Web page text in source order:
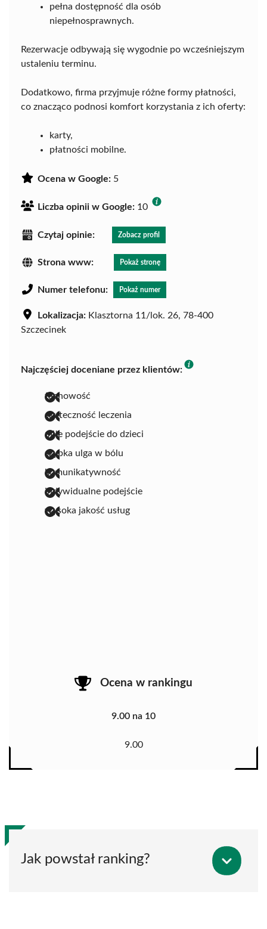
pełna dostępność dla osób
niepełnosprawnych.
Rezerwacje odbywają się wygodnie po wcześniejszym
ustaleniu terminu.
Dodatkowo, firma przyjmuje różne formy płatności,
co znacząco podnosi komfort korzystania z ich oferty:
karty,
płatności mobilne.
Ocena w Google: 5
Liczba opinii w Google: 10
Czytaj opinie: Zobacz profil
Strona www: Pokaż stronę
Numer telefonu: Pokaż numer
Lokalizacja: Klasztorna 11/lok. 26, 78-400
Szczecinek
Najczęściej doceniane przez klientów:
fachowość
skuteczność leczenia
miłe podejście do dzieci
szybka ulga w bólu
komunikatywność
indywidualne podejście
wysoka jakość usług
Ocena w rankingu
9.00 na 10
9.00
Jak powstał ranking?